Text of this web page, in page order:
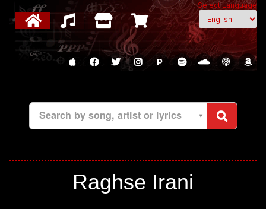
Select Language
P
Search by song, artist or lyrics
Raghse Irani